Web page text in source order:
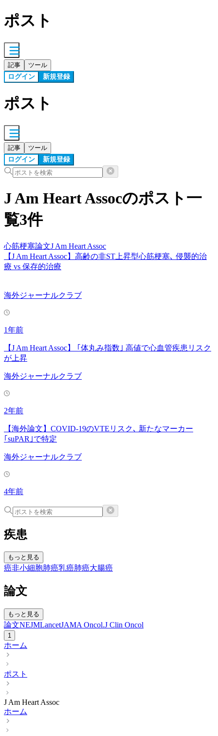
ポスト
記事 ツール
ログイン 新規登録
ポスト
記事 ツール
ログイン 新規登録
J Am Heart Assocのポスト 一
覧3件
心筋梗塞論文J Am Heart Assoc
【J Am Heart Assoc】高齢の非ST上昇型心筋梗塞､ 侵襲的治
療 vs 保存的治療
海外ジャーナルクラブ
1年前
【J Am Heart Assoc】 ｢体丸み指数｣ 高値で心血管疾患リスク
が上昇
海外ジャーナルクラブ
2年前
【海外論文】COVID-19のVTEリスク､ 新たなマーカー
｢suPAR｣で特定
海外ジャーナルクラブ
4年前
疾患
もっと見る
癌非小細胞肺癌乳癌肺癌大腸癌
論文
もっと見る
論文NEJMLancetJAMA Oncol.J Clin Oncol
1
ホーム
ポスト
J Am Heart Assoc
ホーム